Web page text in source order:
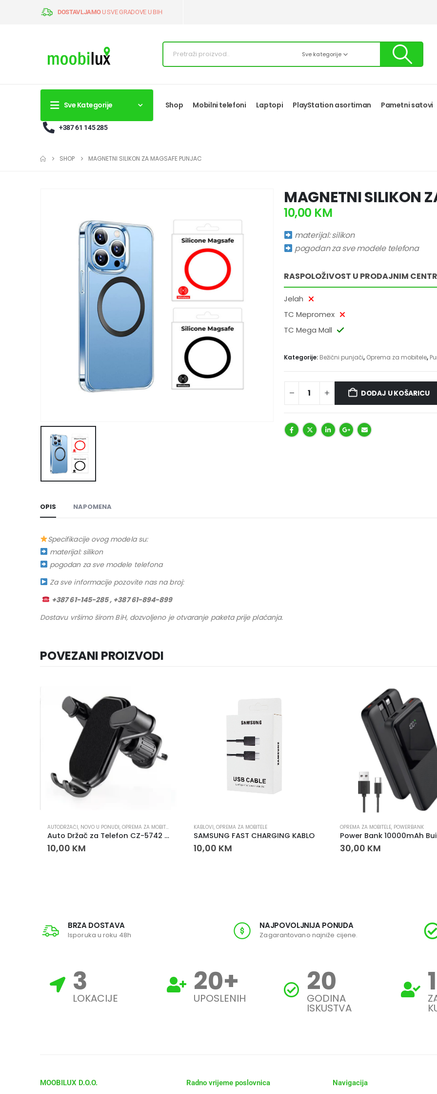
DOSTAVLJAMOU SVE GRADOVE U BIH
Sve kategorije
Sve Kategorije Shop Mobilni telefoni Laptopi PlayStation asortiman Pametni satovi
+387 61 145 285
SHOP MAGNETNI SILIKON ZA MAGSAFE PUNJAC
MAGNETNI SILIKON
10,00 KM
materijal: silikon
pogodan za sve modele telefona
RASPOLOŽIVOST U PRODAJNIM
Jelah
TC Mepromex
TC Mega Mall
Kategorije: Bežični punjači, Oprema za mobitele,
DODAJ U KOŠARICU
OPIS NAPOMENA
Specifikacije ovog modela su:
materijal: silikon
pogodan za sve modele telefona
Za sve informacije pozovite nas na broj:
+387 61-145-285 , +387 61-894-899
Dostavu vršimo širom BiH, dozvoljeno je otvaranje paketa prije plaćanja.
POVEZANI PROIZVODI
AUTODRŽAČI, NOVO U PONUDI, OPREMA ZA MOBITELE
Auto Držač za Telefon CZ-5742 – Univerzalni Držač za Ventilaciju
10,00 KM
KABLOVI, OPREMA ZA MOBITELE
SAMSUNG FAST CHARGING KABLO
10,00 KM
OPREMA ZA MOBITELE, POWERBANK
30,00 KM
BRZA DOSTAVA
Isporuka u roku 48h
NAJPOVOLJNIJA PONUDA
Zagarantovano najniže cijene.
3
LOKACIJE 20+
UPOSLENIH 20
GODINA
ISKUSTVA
MOOBILUX D.O.O. Radno vrijeme poslovnica Navigacija